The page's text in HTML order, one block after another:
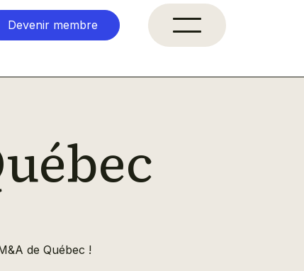
Devenir membre
de Québec !